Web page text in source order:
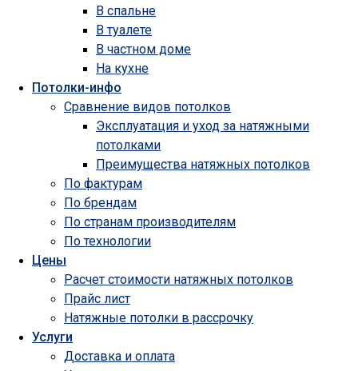
В спальне
В туалете
В частном доме
На кухне
Потолки-инфо
Сравнение видов потолков
Эксплуатация и уход за натяжными
потолками
Преимущества натяжных потолков
По фактурам
По брендам
По странам производителям
По технологии
Цены
Расчет стоимости натяжных потолков
Прайс лист
Натяжные потолки в рассрочку
Услуги
Доставка и оплата